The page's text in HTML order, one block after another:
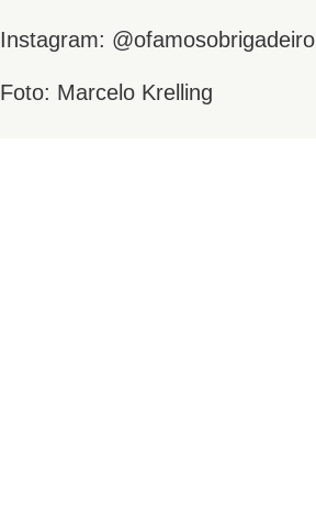
Instagram: @ofamosobrigadeiro
Foto: Marcelo Krelling